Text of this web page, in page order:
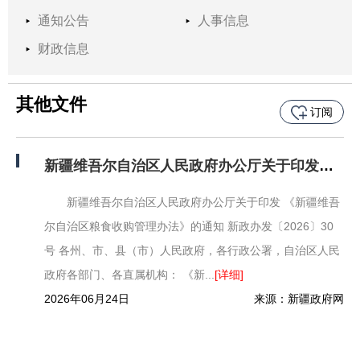
通知公告 人事信息
财政信息
其他文件 订阅
新疆维吾尔自治区人民政府办公厅关于印发《新疆维吾尔自治区粮食收购管理办法》的通知
新疆维吾尔自治区人民政府办公厅关于印发 《新疆维吾
尔自治区粮食收购管理办法》的通知 新政办发〔2026〕30
号 各州、市、县（市）人民政府，各行政公署，自治区人民
政府各部门、各直属机构： 《新... [详细]
2026年06月24日
来源：新疆政府网